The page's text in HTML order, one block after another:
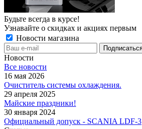
Будьте всегда в курсе!
Узнавайте о скидках и акциях первым
Новости магазина
Новости
Все новости
16 мая 2026
Очиститель системы охлаждения.
29 апреля 2025
Майские праздники!
30 января 2024
Официальный допуск - SCANIA LDF-3